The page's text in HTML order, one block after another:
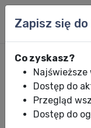
Zapisz się
Co zyskasz?
Dostęp do
Przegląd
Dostęp do